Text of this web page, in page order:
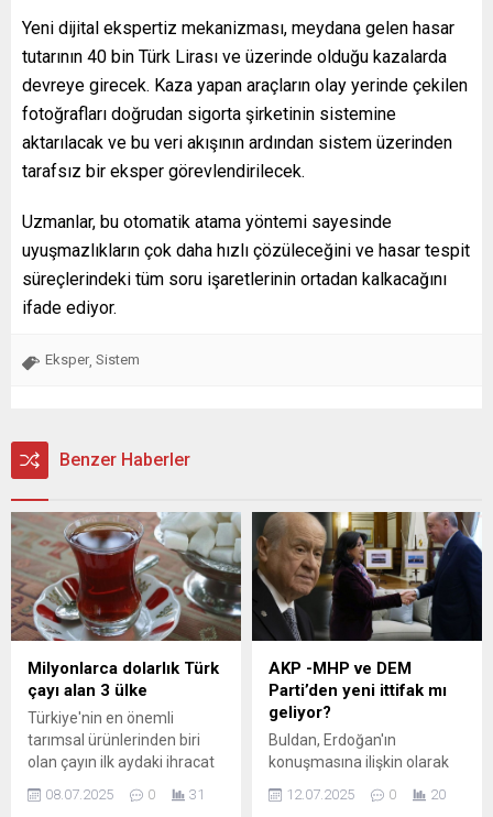
Yeni dijital ekspertiz mekanizması, meydana gelen hasar
tutarının 40 bin Türk Lirası ve üzerinde olduğu kazalarda
devreye girecek. Kaza yapan araçların olay yerinde çekilen
fotoğrafları doğrudan sigorta şirketinin sistemine
aktarılacak ve bu veri akışının ardından sistem üzerinden
tarafsız bir eksper görevlendirilecek.
Uzmanlar, bu otomatik atama yöntemi sayesinde
uyuşmazlıkların çok daha hızlı çözüleceğini ve hasar tespit
süreçlerindeki tüm soru işaretlerinin ortadan kalkacağını
ifade ediyor.
Eksper Sistem
Benzer Haberler
Milyonlarca dolarlık Türk
çayı alan 3 ülke
Türkiye'nin en önemli
tarımsal ürünlerinden biri
olan çayın ilk aydaki ihracat
performansı açıklandı. Buna
göre Avrupa başta olmak
08.07.2025 0 31
AKP -MHP ve DEM
Parti’den yeni ittifak mı
geliyor?
Buldan, Erdoğan'ın
konuşmasına ilişkin olarak
''Ben açıkçası konuşmayı
çok değerli ve çok kıymetli
12.07.2025 0 20